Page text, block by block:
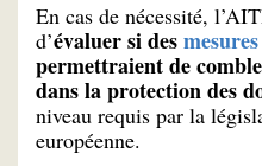
En cas de nécessité,
d’évaluer si des
permettraient de
dans la protection des
niveau requis par la
européenne.